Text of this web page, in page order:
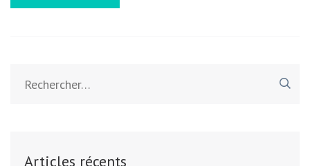
Articles récents